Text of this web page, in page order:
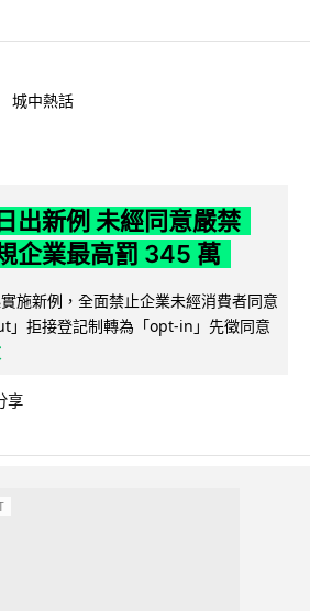
城中熱話
出新例 未經同意嚴禁
企業最高罰 345 萬
施新例，全面禁止企業未經消費者同意
」拒接登記制轉為「opt-in」先徵同意
享